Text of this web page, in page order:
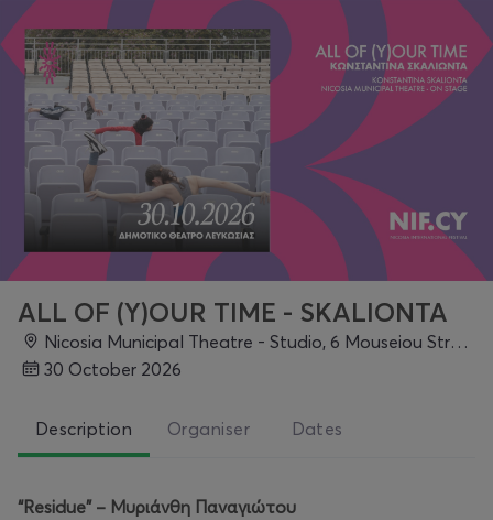
ALL OF (Y)OUR TIME - SKALIONTA
Nicosia Municipal Theatre - Studio, 6 Mouseiou Street, Nicosia, Nicosia
30 October 2026
Description Organiser Dates
“Residue” – Μυριάνθη Παναγιώτου